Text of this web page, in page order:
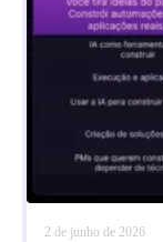
2 de junho de 2026